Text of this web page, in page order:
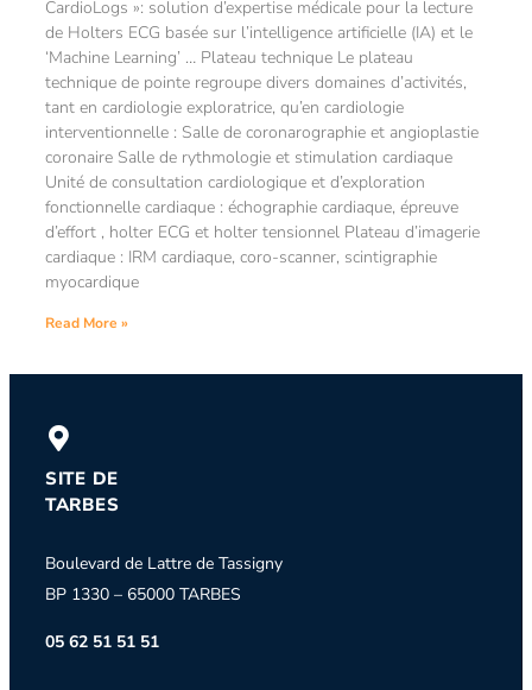
CardioLogs »: solution d’expertise médicale pour la lecture
de Holters ECG basée sur l’intelligence artificielle (IA) et le
‘Machine Learning’ … Plateau technique Le plateau
technique de pointe regroupe divers domaines d’activités,
tant en cardiologie exploratrice, qu’en cardiologie
interventionnelle : Salle de coronarographie et angioplastie
coronaire Salle de rythmologie et stimulation cardiaque
Unité de consultation cardiologique et d’exploration
fonctionnelle cardiaque : échographie cardiaque, épreuve
d’effort , holter ECG et holter tensionnel Plateau d’imagerie
cardiaque : IRM cardiaque, coro-scanner, scintigraphie
myocardique
Read More »
SITE DE
TARBES
Boulevard de Lattre de Tassigny
BP 1330 – 65000 TARBES
05 62 51 51 51